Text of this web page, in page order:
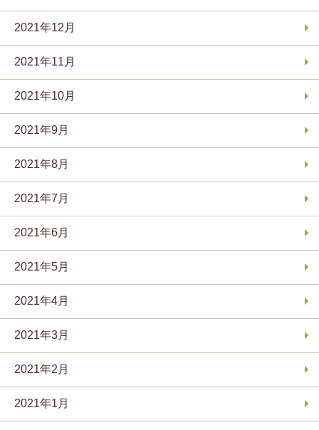
2021年12月
2021年11月
2021年10月
2021年9月
2021年8月
2021年7月
2021年6月
2021年5月
2021年4月
2021年3月
2021年2月
2021年1月